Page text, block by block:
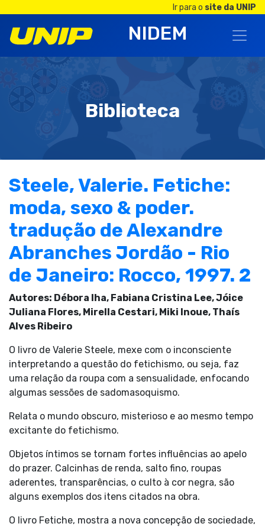
Ir para o site da UNIP
NIDEM
Biblioteca
Steele, Valerie. Fetiche:
moda, sexo & poder.
tradução de Alexandre
Abranches Jordão - Rio
de Janeiro: Rocco, 1997. 2
Autores: Débora Iha, Fabiana Cristina Lee, Jóice
Juliana Flores, Mirella Cestari, Miki Inoue, Thaís
Alves Ribeiro
O livro de Valerie Steele, mexe com o inconsciente
interpretando a questão do fetichismo, ou seja, faz
uma relação da roupa com a sensualidade, enfocando
algumas sessões de sadomasoquismo.
Relata o mundo obscuro, misterioso e ao mesmo tempo
excitante do fetichismo.
Objetos íntimos se tornam fortes influências ao apelo
do prazer. Calcinhas de renda, salto fino, roupas
aderentes, transparências, o culto à cor negra, são
alguns exemplos dos itens citados na obra.
O livro Fetiche, mostra a nova concepção de sociedade,